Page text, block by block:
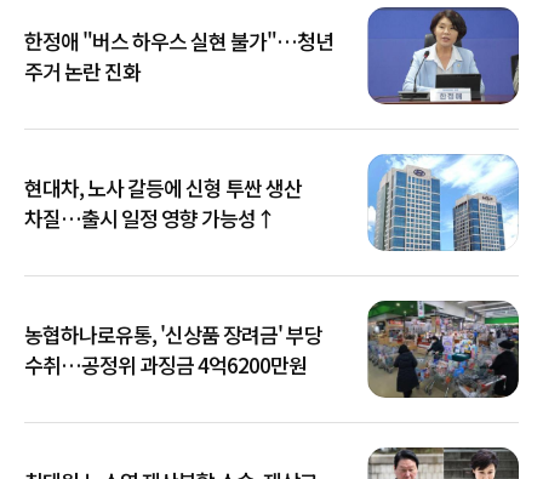
한정애 "버스 하우스 실현 불가"…청년
주거 논란 진화
현대차, 노사 갈등에 신형 투싼 생산
차질…출시 일정 영향 가능성↑
농협하나로유통, '신상품 장려금' 부당
수취…공정위 과징금 4억6200만원